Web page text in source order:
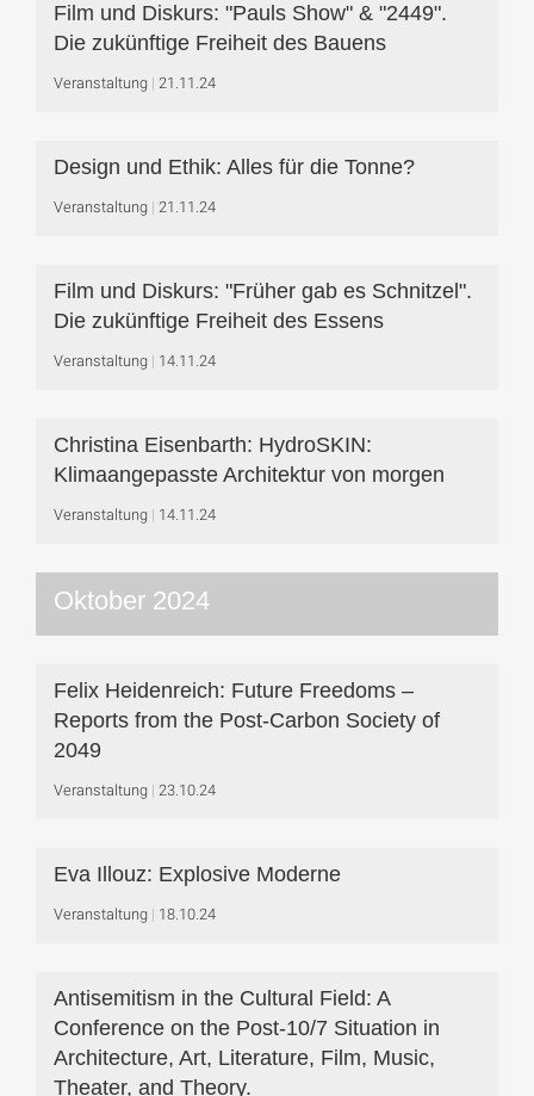
Film und Diskurs: "Pauls Show" & "2449".
Die zukünftige Freiheit des Bauens
Veranstaltung 21.11.24
Design und Ethik: Alles für die Tonne?
Veranstaltung 21.11.24
Film und Diskurs: "Früher gab es Schnitzel".
Die zukünftige Freiheit des Essens
Veranstaltung 14.11.24
Christina Eisenbarth: HydroSKIN:
Klimaangepasste Architektur von morgen
Veranstaltung 14.11.24
Oktober 2024
Felix Heidenreich: Future Freedoms –
Reports from the Post-Carbon Society of
2049
Veranstaltung 23.10.24
Eva Illouz: Explosive Moderne
Veranstaltung 18.10.24
Antisemitism in the Cultural Field: A
Conference on the Post-10/7 Situation in
Architecture, Art, Literature, Film, Music,
Theater, and Theory.